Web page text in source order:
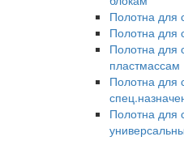
Полотна для
Полотна для
Полотна для
пластмассам
Полотна для
Полотна для